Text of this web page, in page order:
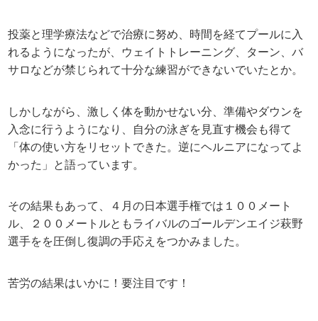
投薬と理学療法などで治療に努め、時間を経てプールに入
れるようになったが、ウェイトトレーニング、ターン、バ
サロなどが禁じられて十分な練習ができないでいたとか。
しかしながら、激しく体を動かせない分、準備やダウンを
入念に行うようになり、自分の泳ぎを見直す機会も得て
「体の使い方をリセットできた。逆にヘルニアになってよ
かった」と語っています。
その結果もあって、４月の日本選手権では１００メート
ル、２００メートルともライバルのゴールデンエイジ萩野
選手をを圧倒し復調の手応えをつかみました。
苦労の結果はいかに！要注目です！